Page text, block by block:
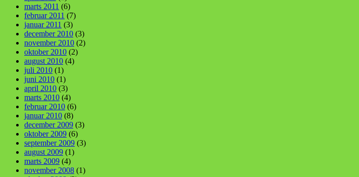
marts 2011 (6)
februar 2011 (7)
januar 2011 (3)
december 2010 (3)
november 2010 (2)
oktober 2010 (2)
august 2010 (4)
juli 2010 (1)
juni 2010 (1)
april 2010 (3)
marts 2010 (4)
februar 2010 (6)
januar 2010 (8)
december 2009 (3)
oktober 2009 (6)
september 2009 (3)
august 2009 (1)
marts 2009 (4)
november 2008 (1)